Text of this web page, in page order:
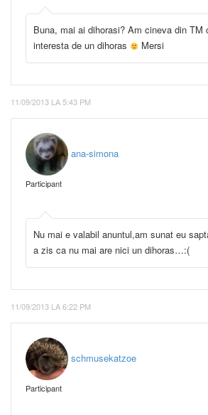
Buna, mai ai dihorasi? Am cineva din TM
interesta de un dihoras
Mersi
11/09/2013 LA 5:43 PM
ana-simona
Participant
Nu mai e valabil anuntul,am sunat eu
a zis ca nu mai are nici un dihoras…:(
11/09/2013 LA 6:22 PM
schmusekatzoe
Participant